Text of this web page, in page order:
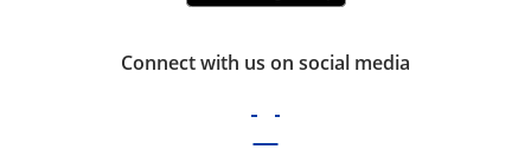
Connect with us on social media